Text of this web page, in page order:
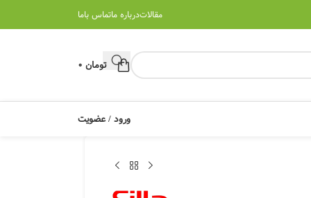
مقالاتدرباره ماتماس باما
تومان
ورود / عضویت